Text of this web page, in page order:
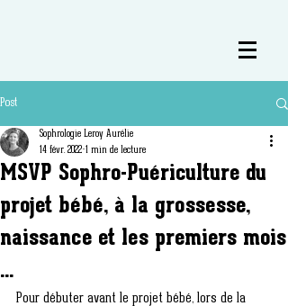
Post
MSVP Sophro-Puériculture du
projet bébé, à la grossesse,
naissance et les premiers mois
...
Sophrologie Leroy Aurélie
14 févr. 2022 1 min de lecture
Pour débuter avant le projet bébé, lors de la